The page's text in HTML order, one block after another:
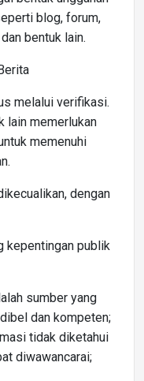
blog, forum,
bentuk lain.
melalui verifikasi.
lain memerlukan
memenuhi
dengan
kepentingan publik
sumber yang
dan kompeten;
tidak diketahui
diwawancarai;